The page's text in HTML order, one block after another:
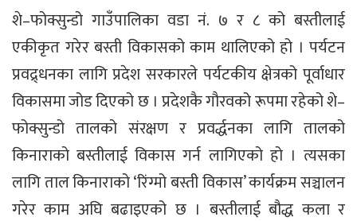
शे–फोक्सुन्डो गाउँपालिका वडा नं. ७ र ८ को बस्तीलाई
एकीकृत गरेर बस्ती विकासको काम थालिएको हो । पर्यटन
प्रवद्र्धनका लागि प्रदेश सरकारले पर्यटकीय क्षेत्रको पूर्वाधार
विकासमा जोड दिएको छ । प्रदेशकै गौरवको रूपमा रहेको शे–
फोक्सुन्डो तालको संरक्षण र प्रवर्द्धनका लागि तालको
किनाराको बस्तीलाई विकास गर्न लागिएको हो । त्यसका
लागि ताल किनाराको ‘रिंग्मो बस्ती विकास’ कार्यक्रम सञ्चालन
गरेर काम अघि बढाइएको छ । बस्तीलाई बौद्ध कला र